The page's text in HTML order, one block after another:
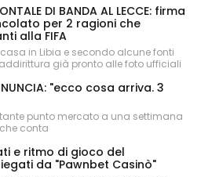
DI BANDA AL LECCE: firma
per 2 ragioni che
alla FIFA
in Libia e secondo alcune fonti
già pronto alle foto ufficiali
"ecco cosa arriva. 3
punto mercato a una settimana
conta
e ritmo di gioco del
da "Pawnbet Casinò"